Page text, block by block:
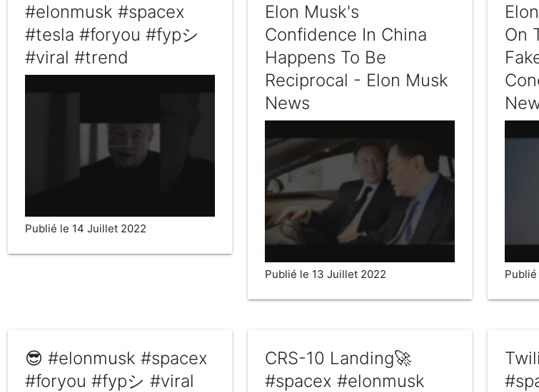
#elonmusk #spacex
#tesla #foryou #fypシ
#viral #trend
Publié le 14 Juillet 2022
Elon Musk's
Confidence In China
Happens To Be
Reciprocal - Elon Musk
News
Publié le 13 Juillet 2022
On
😎 #elonmusk #spacex
#foryou #fypシ #viral
CRS-10 Landing🚀
#spacex #elonmusk